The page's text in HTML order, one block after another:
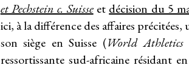
et Pechstein c. Suisseet décision du 5
ici, à la différence des affaires
son siège en Suisse (World Athletics
ressortissante sud-africaine résidant